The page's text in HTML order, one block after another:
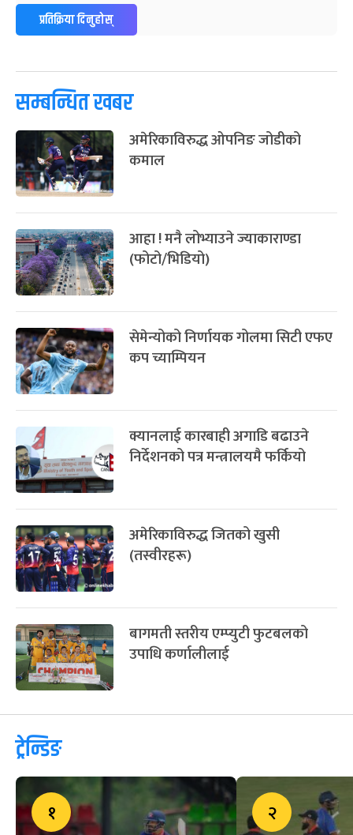
प्रतिक्रिया दिनुहोस्
सम्बन्धित खबर
अमेरिकाविरुद्ध ओपनिङ जोडीको
कमाल
आहा ! मनै लोभ्याउने ज्याकाराण्डा
(फोटो/भिडियो)
सेमेन्योको निर्णायक गोलमा सिटी एफए
कप च्याम्पियन
क्यानलाई कारबाही अगाडि बढाउने
निर्देशनको पत्र मन्त्रालयमै फर्कियो
अमेरिकाविरुद्ध जितको खुसी
(तस्वीरहरू)
बागमती स्तरीय एम्प्युटी फुटबलको
उपाधि कर्णालीलाई
ट्रेन्डिङ
१ २